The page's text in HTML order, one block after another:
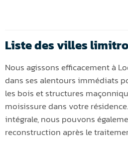
Liste des villes
Nous agissons efficacement à
dans ses alentours immédiats
les bois et structures
moisissure dans votre
intégrale, nous pouvons
reconstruction après le